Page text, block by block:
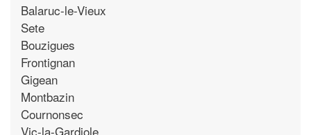
Balaruc-le-Vieux
Sete
Bouzigues
Frontignan
Gigean
Montbazin
Cournonsec
Vic-la-Gardiole